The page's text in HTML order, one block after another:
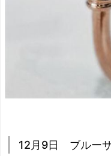
12月9日 ブルー